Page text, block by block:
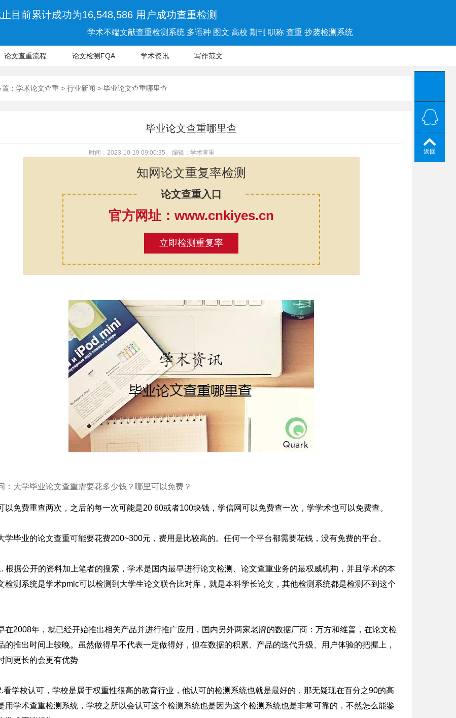
目前累计成功为16,548,586 用户成功查重检测
学术不端文献查重检测系统 多语种 图文 高校 期刊 职称 查重 抄袭检测系统
论文查重流程 论文检测FQA 学术资讯 写作范文
： 学术论文查重 > 行业新闻 > 毕业论文查重哪里查
毕业论文查重哪里查
时间：2023-10-19 09:00:35 编辑：学术查重
知网论文重复率检测
论文查重入口
官方网址：www.cnkiyes.cn
立即检测重复率
：大学毕业论文查重需要花多少钱？哪里可以免费？
以免费重查两次，之后的每一次可能是20 60或者100块钱，学信网可以免费查一次，学学术也可以免费查。
学毕业的论文查重可能要花费200~300元，费用是比较高的。任何一个平台都需要花钱，没有免费的平台。
根据公开的资料加上笔者的搜索，学术是国内最早进行论文检测、论文查重业务的最权威机构，并且学术的本
检测系统是学术pmlc可以检测到大学生论文联合比对库，就是本科学长论文，其他检测系统都是检测不到这个
在2008年，就已经开始推出相关产品并进行推广应用，国内另外两家老牌的数据厂商：万方和维普，在论文检
的推出时间上较晚。虽然做得早不代表一定做得好，但在数据的积累、产品的迭代升级、用户体验的把握上，
间更长的会更有优势
看学校认可，学校是属于权重性很高的教育行业，他认可的检测系统也就是最好的，那无疑现在百分之90的高
用学术查重检测系统，学校之所以会认可这个检测系统也是因为这个检测系统也是非常可靠的，不然怎么能鉴
返回